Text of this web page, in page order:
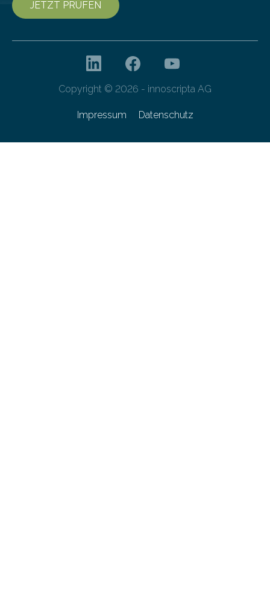
JETZT PRÜFEN
Copyright © 2026 - innoscripta AG
Impressum Datenschutz